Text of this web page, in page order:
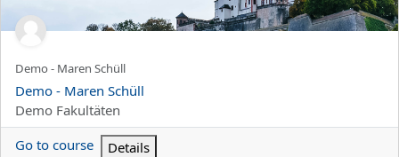
Kursun kısa adı
Demo - Maren Schüll
Kurs Adı
Demo - Maren Schüll
Kurs kategorisi
Demo Fakultäten
Go to course
Details